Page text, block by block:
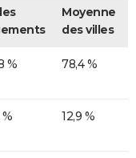
Moyenne
des villes
% 78,4 %
12,9 %